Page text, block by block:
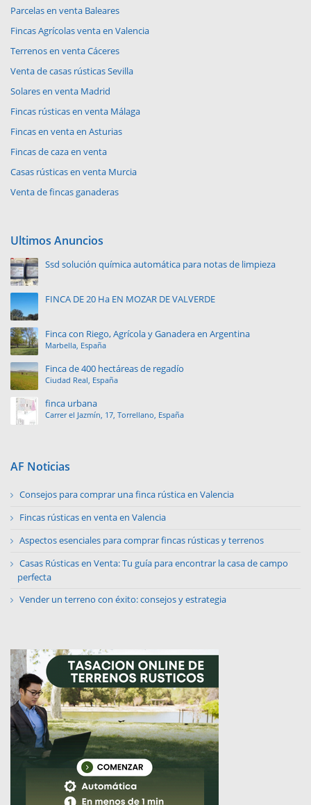
Parcelas en venta Baleares
Fincas Agrícolas venta en Valencia
Terrenos en venta Cáceres
Venta de casas rústicas Sevilla
Solares en venta Madrid
Fincas rústicas en venta Málaga
Fincas en venta en Asturias
Fincas de caza en venta
Casas rústicas en venta Murcia
Venta de fincas ganaderas
Ultimos Anuncios
Ssd solución química automática para notas de limpieza
FINCA DE 20 Ha EN MOZAR DE VALVERDE
Finca con Riego, Agrícola y Ganadera en Argentina
Marbella, España
Finca de 400 hectáreas de regadío
Ciudad Real, España
finca urbana
Carrer el Jazmín, 17, Torrellano, España
AF Noticias
Consejos para comprar una finca rústica en Valencia
Fincas rústicas en venta en Valencia
Aspectos esenciales para comprar fincas rústicas y terrenos
Casas Rústicas en Venta: Tu guía para encontrar la casa de campo
perfecta
Vender un terreno con éxito: consejos y estrategia